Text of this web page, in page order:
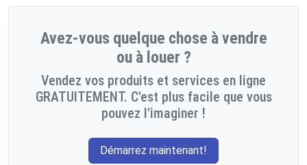
Avez-vous quelque chose à vendre
ou à louer ?
Vendez vos produits et services en ligne
GRATUITEMENT. C'est plus facile que vous
pouvez l'imaginer !
Démarrez maintenant!